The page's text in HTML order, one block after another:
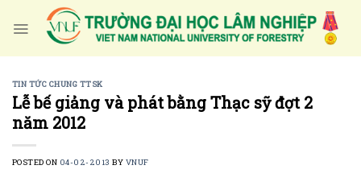
TIN TỨC CHUNG TTSK
Lễ bế giảng và phát bằng Thạc sỹ đợt 2
năm 2012
POSTED ON 04-02-2013 BY VNUF